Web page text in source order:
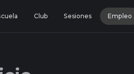
Club Sesiones Empleo